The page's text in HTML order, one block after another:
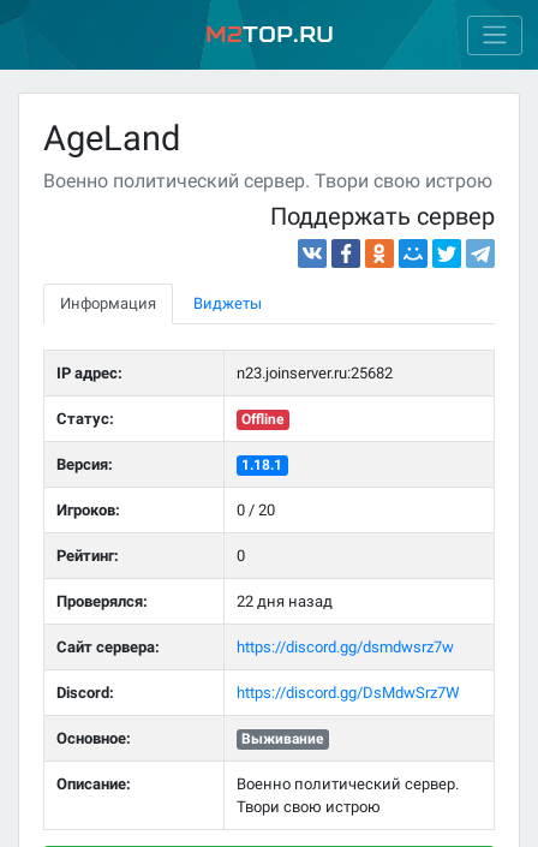
M2Top.ru
AgeLand
Военно политический сервер. Твори свою истрою
Поддержать сервер
Информация Виджеты
IP адрес: n23.joinserver.ru:25682
Статус: Offline
Версия: 1.18.1
Игроков: 0 / 20
Рейтинг: 0
Проверялся: 22 дня назад
Сайт сервера: https://discord.gg/dsmdwsrz7w
Discord: https://discord.gg/DsMdwSrz7W
Основное: Выживание
Описание:
Военно политический сервер.
Твори свою истрою